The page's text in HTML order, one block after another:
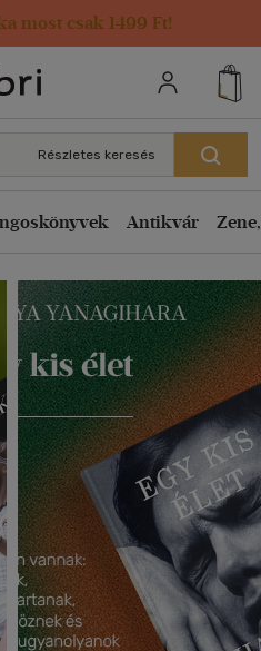
most csak 1499 Ft!
adatai
Részletes keresés
Antikvár